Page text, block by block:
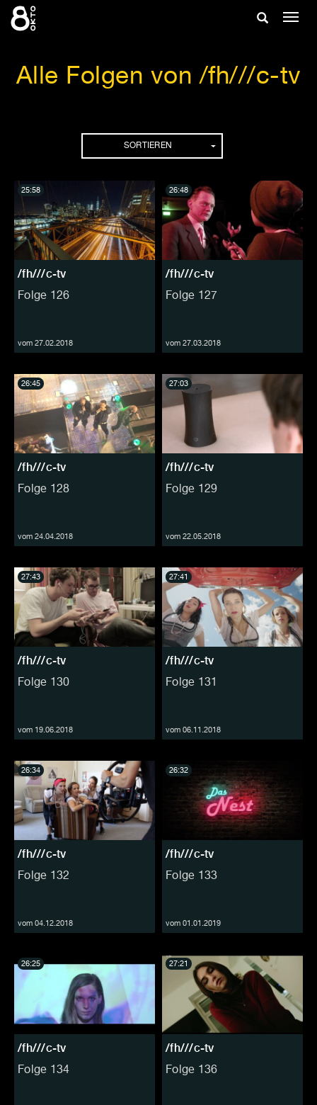
Zum
Inhalt
Suche
Alle Folgen von /fh///c-tv
SORTIEREN
/fh///c-tv
Folge 126
vom 27.02.2018
25:58
/fh///c-tv
Folge 127
vom 27.03.2018
26:48
/fh///c-tv
Folge 128
vom 24.04.2018
26:45
/fh///c-tv
Folge 129
vom 22.05.2018
27:03
/fh///c-tv
Folge 130
vom 19.06.2018
27:43
/fh///c-tv
Folge 131
vom 06.11.2018
27:41
/fh///c-tv
Folge 132
vom 04.12.2018
26:34
/fh///c-tv
Folge 133
vom 01.01.2019
26:32
/fh///c-tv
Folge 134
26:25
/fh///c-tv
Folge 136
27:21